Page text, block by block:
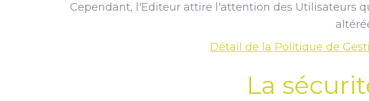
Cependant, l'Editeur attire l'attention des Utilisateurs
Détail de la Politique de
La